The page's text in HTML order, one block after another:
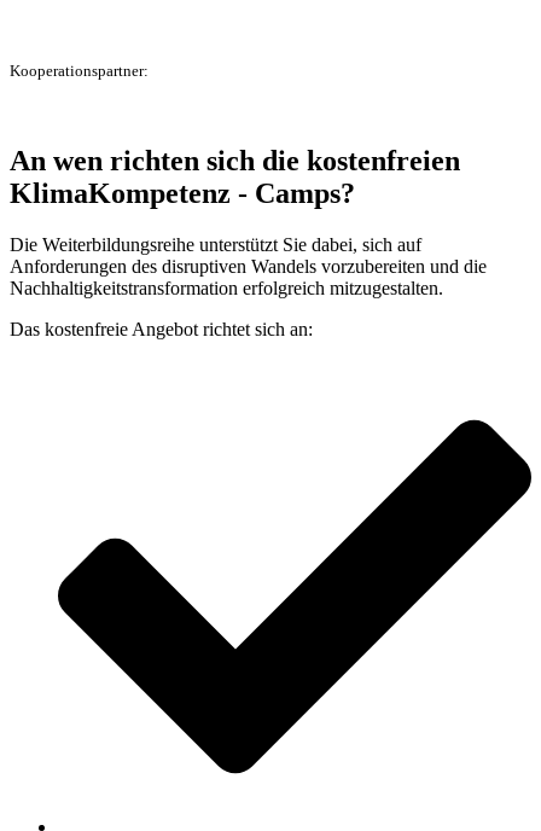
Kooperationspartner:
An wen richten sich die kostenfreien
KlimaKompetenz - Camps?
Die Weiterbildungsreihe unterstützt Sie dabei, sich auf
Anforderungen des disruptiven Wandels vorzubereiten und die
Nachhaltigkeitstransformation erfolgreich mitzugestalten.
Das kostenfreie Angebot richtet sich an: